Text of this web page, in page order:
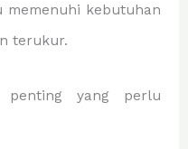
memenuhi kebutuhan
terukur.
penting yang perlu